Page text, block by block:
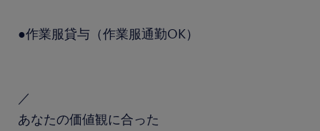
●作業服貸与（作業服通勤OK）
／
あなたの価値観に合った